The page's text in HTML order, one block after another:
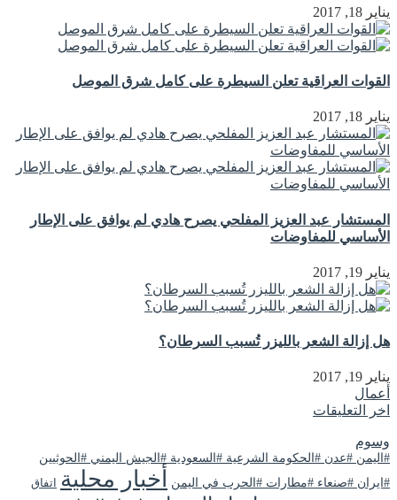
يناير 18, 2017
القوات العراقية تعلن السيطرة على كامل شرق الموصل
يناير 18, 2017
المستشار عبد العزيز المفلحي يصرح هادي لم يوافق على الإطار
الأساسي للمفاوضات
يناير 19, 2017
هل إزالة الشعر بالليزر تُسبب السرطان؟
يناير 19, 2017
أعمال
اخر التعليقات
وسوم
#اليمن #عدن #الحكومة الشرعية #السعودية #الجيش اليمني #الحوثيين
#ايران #صنعاء #مطارات #الحرب في اليمن
أخبار محلية اتفاق